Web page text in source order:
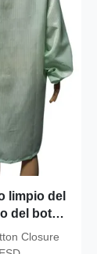
limpio del
del botón
bolsillos
Closure